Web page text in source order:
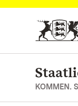
Zum
KOMMEN.